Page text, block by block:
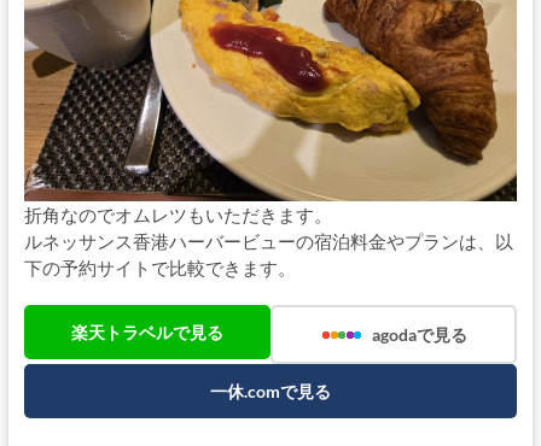
折角なのでオムレツもいただきます。
ルネッサンス香港ハーバービューの宿泊料金やプランは、以
下の予約サイトで比較できます。
楽天トラベルで見る agodaで見る
一休.comで見る